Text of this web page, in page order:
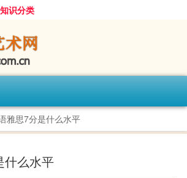
知识分类
雅思7分是什么水平
什么水平